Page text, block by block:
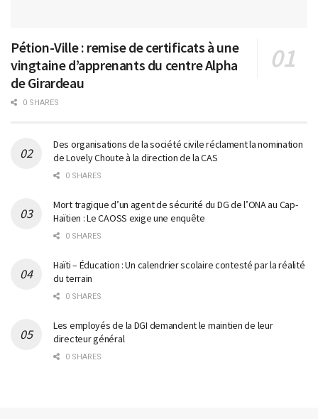
Pétion-Ville : remise de certificats à une
vingtaine d’apprenants du centre Alpha
de Girardeau
0 SHARES
Des organisations de la société civile réclament la nomination
de Lovely Choute à la direction de la CAS
0 SHARES
Mort tragique d’un agent de sécurité du DG de l’ONA au Cap-
Haïtien : Le CAOSS exige une enquête
0 SHARES
Haïti – Éducation : Un calendrier scolaire contesté par la réalité
du terrain
0 SHARES
Les employés de la DGI demandent le maintien de leur
directeur général
0 SHARES